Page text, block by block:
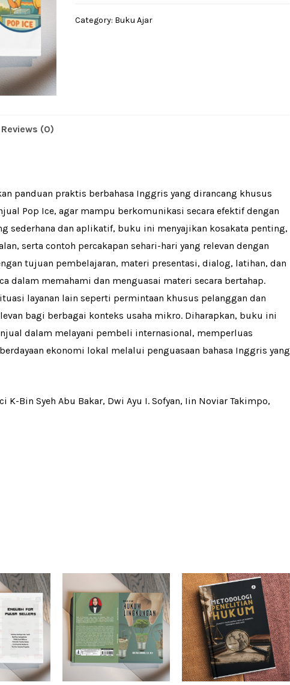
Category: Buku Ajar
Reviews (0)
panduan praktis berbahasa Inggris yang dirancang khusus
Pop Ice, agar mampu berkomunikasi secara efektif dengan
sederhana dan aplikatif, buku ini menyajikan kosakata penting,
serta contoh percakapan sehari-hari yang relevan dengan
tujuan pembelajaran, materi presentasi, dialog, latihan, dan
dalam memahami dan menguasai materi secara bertahap.
layanan lain seperti permintaan khusus pelanggan dan
bagi berbagai konteks usaha mikro. Diharapkan, buku ini
dalam melayani pembeli internasional, memperluas
ekonomi lokal melalui penguasaan bahasa Inggris yang
K-Bin Syeh Abu Bakar, Dwi Ayu I. Sofyan, Iin Noviar Takimpo,